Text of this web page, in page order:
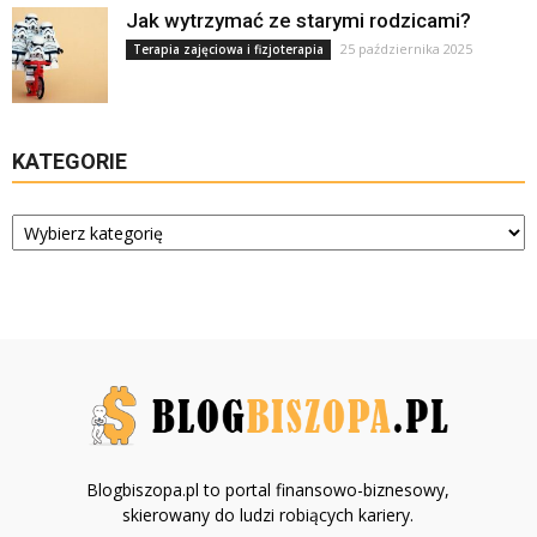
Jak wytrzymać ze starymi rodzicami?
Terapia zajęciowa i fizjoterapia 25 października 2025
KATEGORIE
Kategorie
Blogbiszopa.pl to portal finansowo-biznesowy,
skierowany do ludzi robiących kariery.